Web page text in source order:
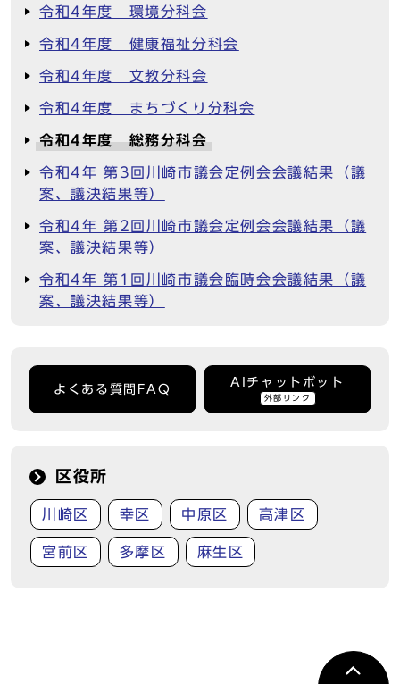
令和4年度 環境分科会
令和4年度 健康福祉分科会
令和4年度 文教分科会
令和4年度 まちづくり分科会
令和4年度 総務分科会
令和4年 第3回川崎市議会定例会会議結果（議
案、議決結果等）
令和4年 第2回川崎市議会定例会会議結果（議
案、議決結果等）
令和4年 第1回川崎市議会臨時会会議結果（議
案、議決結果等）
よくある質問FAQ
AIチャットボット
外部リンク
区役所
川崎区 幸区 中原区 高津区
宮前区 多摩区 麻生区